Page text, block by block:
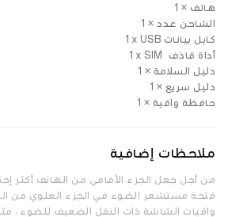
هاتف × 1
الشاحن عدد × 1
كابل بيانات‎1 x USB ‎
أداة قاذف ‎1 x SIM ‎
دليل السلامة × 1
دليل سريع × 1
حافظة واقية × 1
ملاحظات إضافية
من أجل جعل الجزء الأمامي من الهاتف أكثر
فتحة مستشعر الضوء في الجزء العلوي من
واقيات الشاشة ذات النقل الضعيف للضوء ،